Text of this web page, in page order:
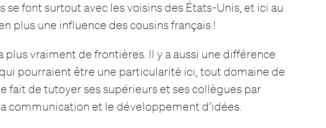
se font surtout avec les voisins des États-Unis, et ici au
plus une influence des cousins français !
plus vraiment de frontières. Il y a aussi une différence
pourraient être une particularité ici, tout domaine de
fait de tutoyer ses supérieurs et ses collègues par
communication et le développement d’idées.